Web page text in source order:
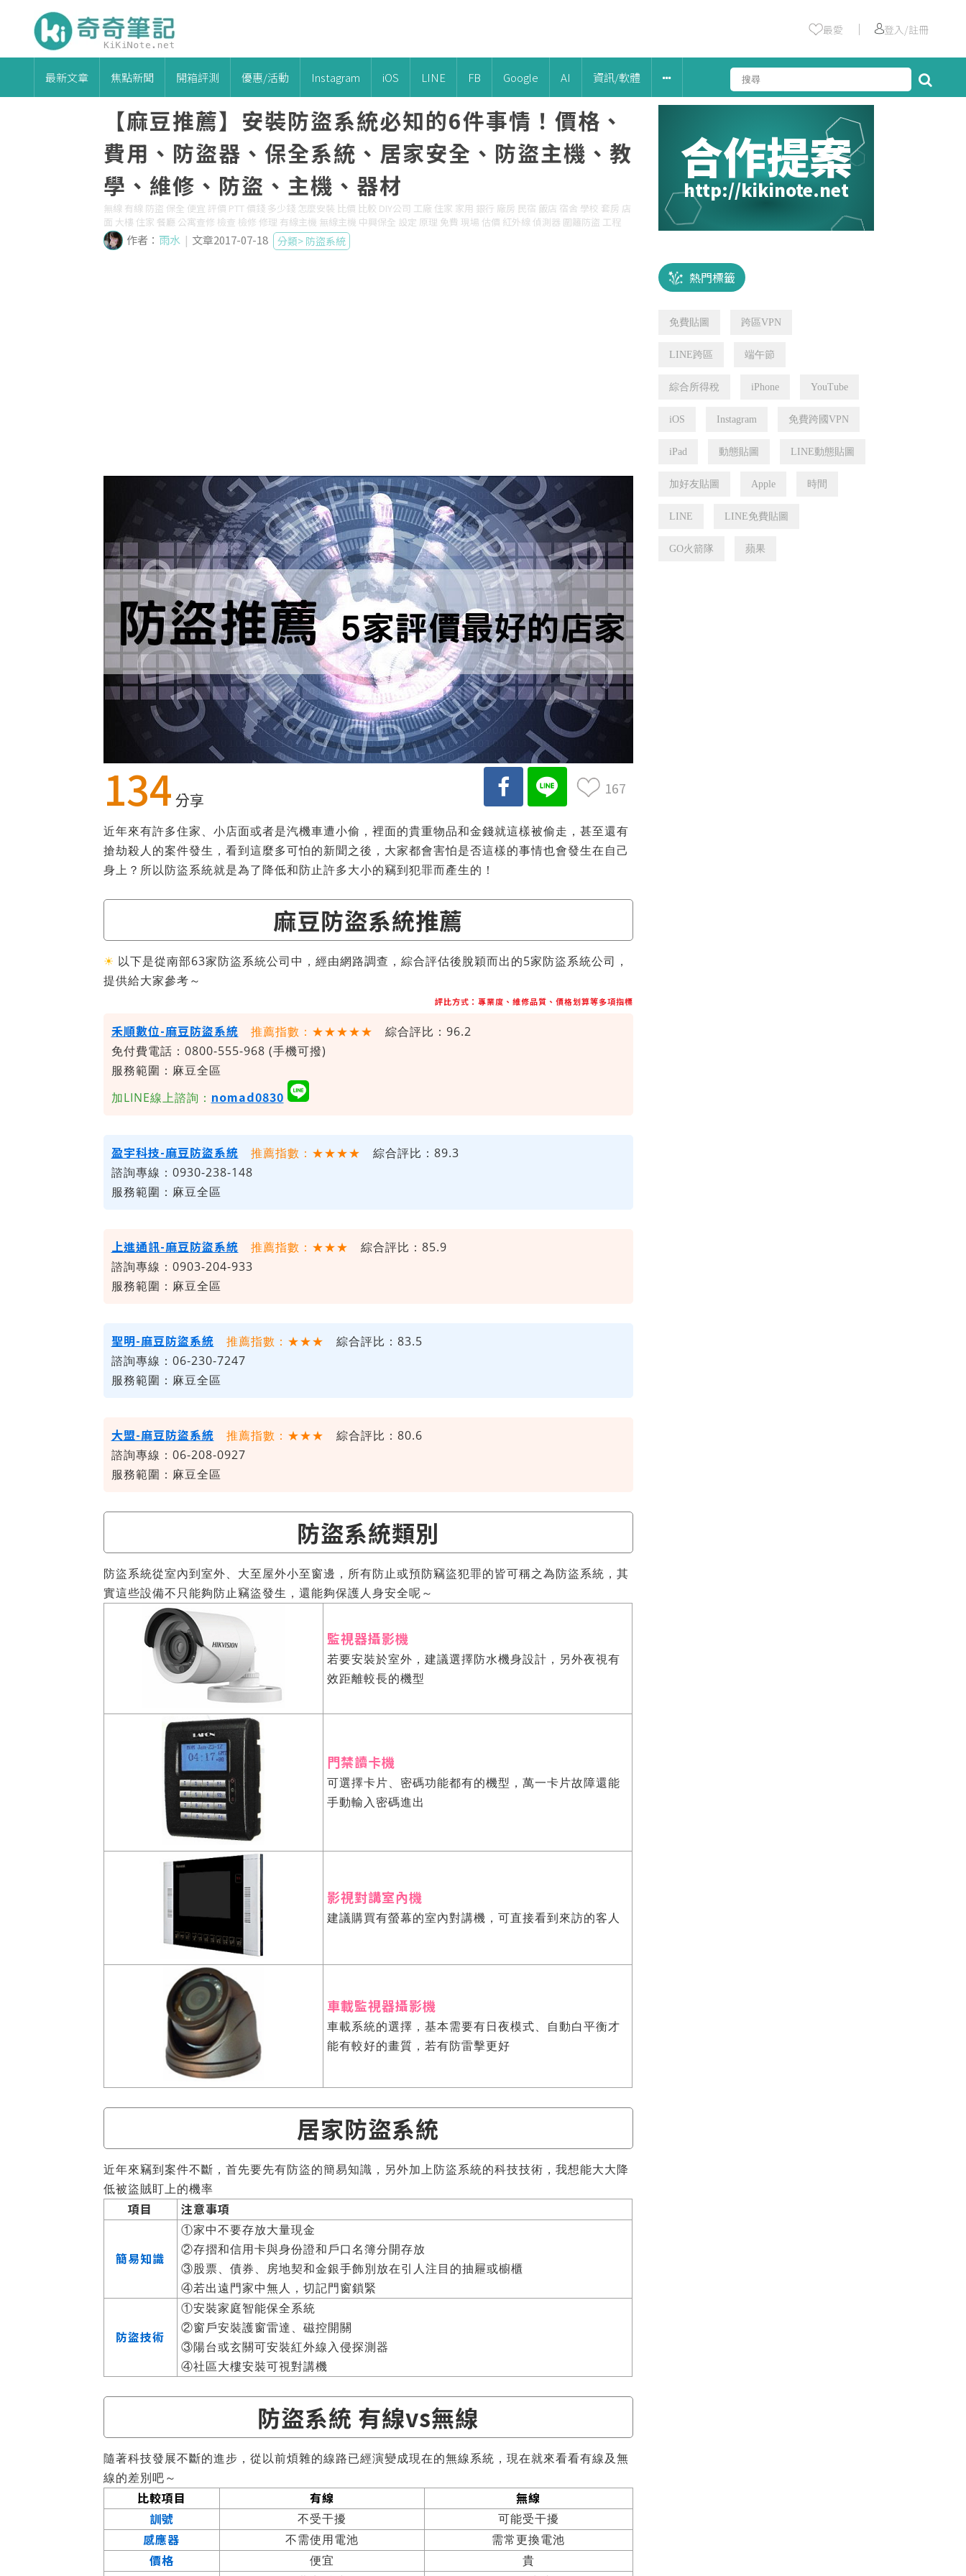
最愛 ｜ 登入/註冊
最新文章 焦點新聞 開箱評測 優惠/活動 Instagram iOS LINE FB Google AI 資訊/軟體
合作提案
http://kikinote.net
熱門標籤
免費貼圖 跨區VPN
LINE跨區 端午節
綜合所得稅 iPhone YouTube
iOS Instagram 免費跨國VPN
iPad 動態貼圖 LINE動態貼圖
加好友貼圖 Apple 時間
LINE LINE免費貼圖
GO火箭隊 蘋果
【麻豆推薦】安裝防盜系統必知的6件事情！價格、
費用、防盜器、保全系統、居家安全、防盜主機、教
學、維修、防盜、主機、器材
無線 有線 防盜 保全 便宜 評價 PTT 價錢 多少錢 怎麼安裝 比價 比較 DIY公司 工廠 住家 家用 銀行 廠房 民宿 飯店 宿舍 學校 套房 店
面 大樓 住家 餐廳 公寓查修 檢查 檢修 修理 有線主機 無線主機 中興保全 設定 原理 免費 現場 估價 紅外線 偵測器 圍籬防盜 工程
作者： 雨水 | 文章2017-07-18 分類> 防盜系統
134 分享
167
近年來有許多住家、小店面或者是汽機車遭小偷，裡面的貴重物品和金錢就這樣被偷走，甚至還有
搶劫殺人的案件發生，看到這麼多可怕的新聞之後，大家都會害怕是否這樣的事情也會發生在自己
身上？所以防盜系統就是為了降低和防止許多大小的竊到犯罪而產生的！
麻豆防盜系統推薦
☀ 以下是從南部63家防盜系統公司中，經由網路調查，綜合評估後脫穎而出的5家防盜系統公司，
提供給大家參考～
評比方式：專業度、維修品質、價格划算等多項指標
禾順數位-麻豆防盜系統 推薦指數：★★★★★ 綜合評比：96.2
免付費電話：0800-555-968 (手機可撥)
服務範圍：麻豆全區
加LINE線上諮詢： nomad0830
盈宇科技-麻豆防盜系統 推薦指數：★★★★ 綜合評比：89.3
諮詢專線：0930-238-148
服務範圍：麻豆全區
上進通訊-麻豆防盜系統 推薦指數：★★★ 綜合評比：85.9
諮詢專線：0903-204-933
服務範圍：麻豆全區
聖明-麻豆防盜系統 推薦指數：★★★ 綜合評比：83.5
諮詢專線：06-230-7247
服務範圍：麻豆全區
大盟-麻豆防盜系統 推薦指數：★★★ 綜合評比：80.6
諮詢專線：06-208-0927
服務範圍：麻豆全區
防盜系統類別
防盜系統從室內到室外、大至屋外小至窗邊，所有防止或預防竊盜犯罪的皆可稱之為防盜系統，其
實這些設備不只能夠防止竊盜發生，還能夠保護人身安全呢～
監視器攝影機
若要安裝於室外，建議選擇防水機身設計，另外夜視有
效距離較長的機型
門禁讀卡機
可選擇卡片、密碼功能都有的機型，萬一卡片故障還能
手動輸入密碼進出
影視對講室內機
建議購買有螢幕的室內對講機，可直接看到來訪的客人
車載監視器攝影機
車載系統的選擇，基本需要有日夜模式、自動白平衡才
能有較好的畫質，若有防雷擊更好
居家防盜系統
近年來竊到案件不斷，首先要先有防盜的簡易知識，另外加上防盜系統的科技技術，我想能大大降
低被盜賊盯上的機率
項目 注意事項
簡易知識
①家中不要存放大量現金
②存摺和信用卡與身份證和戶口名簿分開存放
③股票、債券、房地契和金銀手飾別放在引人注目的抽屜或櫥櫃
④若出遠門家中無人，切記門窗鎖緊
防盜技術
①安裝家庭智能保全系統
②窗戶安裝護窗雷達、磁控開關
③陽台或玄關可安裝紅外線入侵探測器
④社區大樓安裝可視對講機
防盜系統 有線vs無線
隨著科技發展不斷的進步，從以前煩雜的線路已經演變成現在的無線系統，現在就來看看有線及無
線的差別吧～
比較項目 有線
無線
訓號
不受干擾 可能受干擾
感應器 不需使用電池 需常更換電池
價格 便宜 貴